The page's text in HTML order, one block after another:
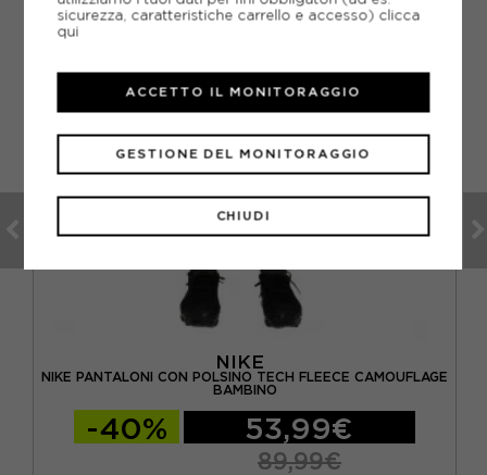
NIKE
NIKE PANTALONI CON POLSINO TECH FLEECE CAMOUFLAGE
BAMBINO
-40% 53,99€
89,99€
sicurezza, caratteristiche carrello e accesso) clicca
qui
CHIUDI
GESTIONE DEL MONITORAGGIO
ACCETTO IL MONITORAGGIO